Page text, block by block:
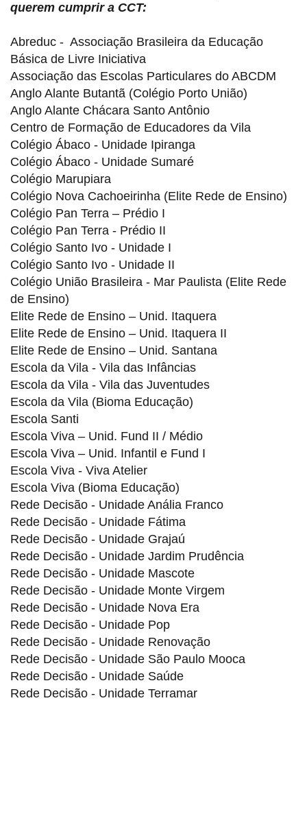
querem cumprir a CCT:
Abreduc - Associação Brasileira da Educação
Básica de Livre Iniciativa
Associação das Escolas Particulares do ABCDM
Anglo Alante Butantã (Colégio Porto União)
Anglo Alante Chácara Santo Antônio
Centro de Formação de Educadores da Vila
Colégio Ábaco - Unidade Ipiranga
Colégio Ábaco - Unidade Sumaré
Colégio Marupiara
Colégio Nova Cachoeirinha (Elite Rede de Ensino)
Colégio Pan Terra – Prédio I
Colégio Pan Terra - Prédio II
Colégio Santo Ivo - Unidade I
Colégio Santo Ivo - Unidade II
Colégio União Brasileira - Mar Paulista (Elite Rede
de Ensino)
Elite Rede de Ensino – Unid. Itaquera
Elite Rede de Ensino – Unid. Itaquera II
Elite Rede de Ensino – Unid. Santana
Escola da Vila - Vila das Infâncias
Escola da Vila - Vila das Juventudes
Escola da Vila (Bioma Educação)
Escola Santi
Escola Viva – Unid. Fund II / Médio
Escola Viva – Unid. Infantil e Fund I
Escola Viva - Viva Atelier
Escola Viva (Bioma Educação)
Rede Decisão - Unidade Anália Franco
Rede Decisão - Unidade Fátima
Rede Decisão - Unidade Grajaú
Rede Decisão - Unidade Jardim Prudência
Rede Decisão - Unidade Mascote
Rede Decisão - Unidade Monte Virgem
Rede Decisão - Unidade Nova Era
Rede Decisão - Unidade Pop
Rede Decisão - Unidade Renovação
Rede Decisão - Unidade São Paulo Mooca
Rede Decisão - Unidade Saúde
Rede Decisão - Unidade Terramar